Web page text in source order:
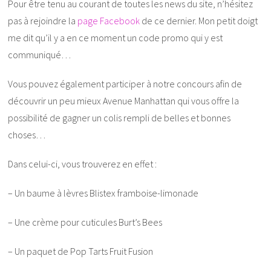
Pour être tenu au courant de toutes les news du site, n’hésitez
pas à rejoindre la page Facebook de ce dernier. Mon petit doigt
me dit qu’il y a en ce moment un code promo qui y est
communiqué…
Vous pouvez également participer à notre concours afin de
découvrir un peu mieux Avenue Manhattan qui vous offre la
possibilité de gagner un colis rempli de belles et bonnes
choses…
Dans celui-ci, vous trouverez en effet :
– Un baume à lèvres Blistex framboise-limonade
– Une crème pour cuticules Burt’s Bees
– Un paquet de Pop Tarts Fruit Fusion